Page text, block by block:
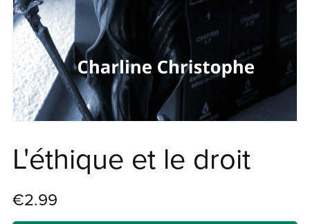
L'éthique et le droit
€2.99